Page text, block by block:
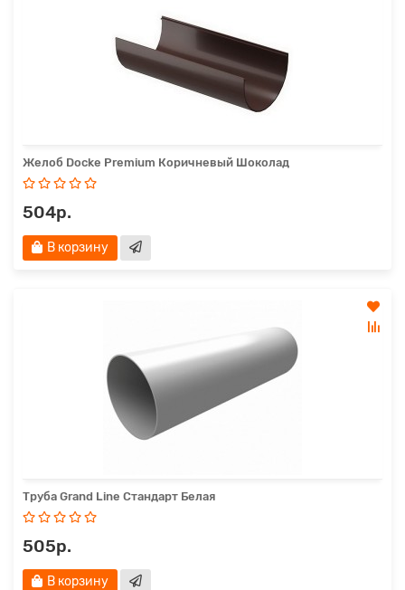
Желоб Docke Premium Коричневый Шоколад
504р.
В корзину
Труба Grand Line Стандарт Белая
505р.
В корзину